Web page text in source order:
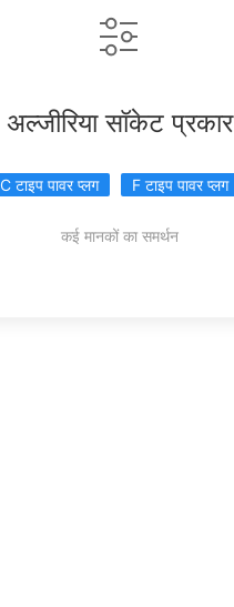
अल्जीरिया सॉकेट प्रकार
C टाइप पावर प्लग F टाइप पावर प्लग
कई मानकों का समर्थन